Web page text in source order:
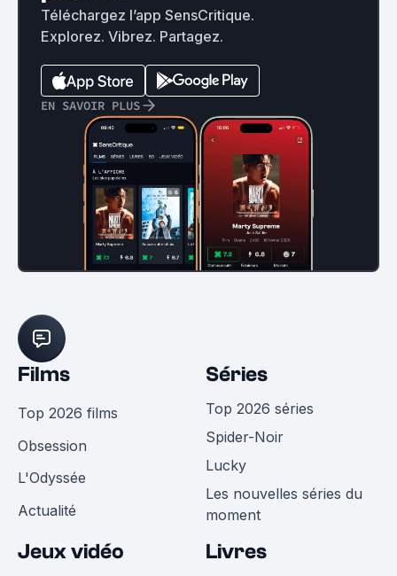
Téléchargez l’app SensCritique.
Explorez. Vibrez. Partagez.
EN SAVOIR PLUS
Films
Top 2026 films
Obsession
L'Odyssée
Actualité
Séries
Top 2026 séries
Spider-Noir
Lucky
Les nouvelles séries du
moment
Jeux vidéo Livres